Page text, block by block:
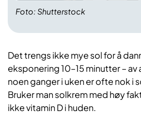
Foto: Shutterstock
Det trengs ikke mye sol for å
eksponering 10–15 minutter – av
noen ganger i uken er ofte nok i
Bruker man solkrem med høy
ikke vitamin D i huden.